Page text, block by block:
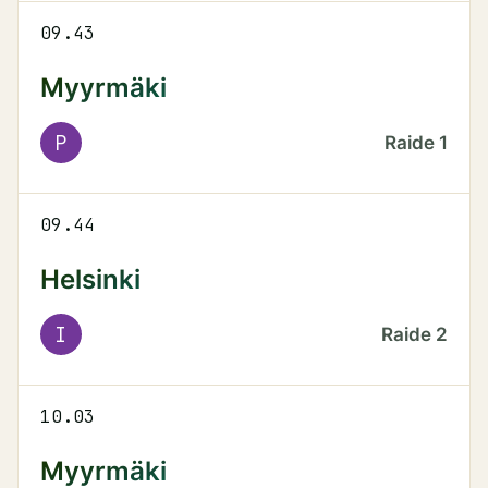
09.43
Myyrmäki
P Raide 1
09.44
Helsinki
I Raide 2
10.03
Myyrmäki